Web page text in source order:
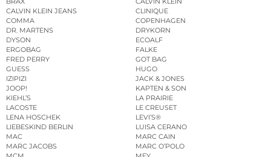
CALVIN KLEIN JEANS
CLINIQUE
COMMA
COPENHAGEN
DR. MARTENS
DRYKORN
DYSON
ECOALF
ERGOBAG
FALKE
FRED PERRY
GOT BAG
GUESS
HUGO
IZIPIZI
JACK & JONES
JOOP!
KAPTEN & SON
KIEHL’S
LA PRAIRIE
LACOSTE
LE CREUSET
LENA HOSCHEK
LEVI’S®
LIEBESKIND BERLIN
LUISA CERANO
MAC
MARC CAIN
MARC JACOBS
MARC O’POLO